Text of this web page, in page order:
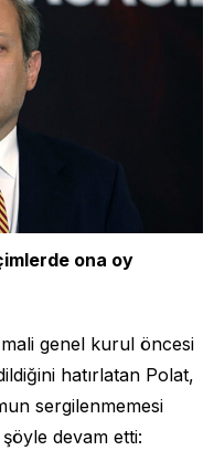
ona oy
genel kurul öncesi
hatırlatan Polat,
sergilenmemesi
devam etti: